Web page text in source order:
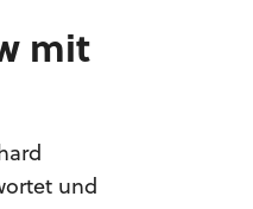
mit
und